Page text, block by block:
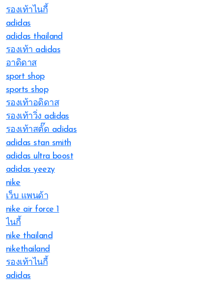
รองเท้าไนกี้
adidas
adidas thailand
รองเท้า adidas
อาดิดาส
sport shop
sports shop
รองเท้าอดิดาส
รองเท้าวิ่ง adidas
รองเท้าสตั๊ด adidas
adidas stan smith
adidas ultra boost
adidas yeezy
nike
เว็บ แพนด้า
nike air force 1
ไนกี้
nike thailand
nikethailand
รองเท้าไนกี้
adidas